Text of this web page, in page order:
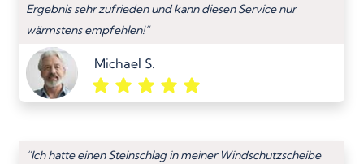
Ergebnis sehr zufrieden und kann diesen Service nur
wärmstens empfehlen!”
Michael S.
“Ich hatte einen Steinschlag in meiner Windschutzscheibe